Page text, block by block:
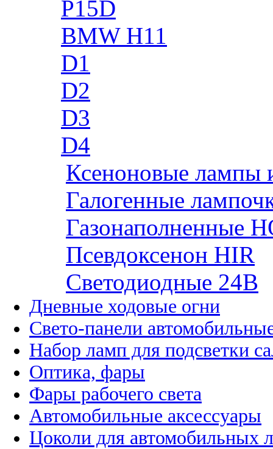
P15D
BMW H11
D1
D2
D3
D4
Ксеноновые лампы
Галогенные
Газонаполненные
Псевдоксенон HIR
Cветодиодные 24B
Дневные ходовые огни
Свето-панели
Набор ламп для подсветки
Оптика, фары
Фары рабочего света
Автомобильные аксессуары
Цоколи для автомобильных